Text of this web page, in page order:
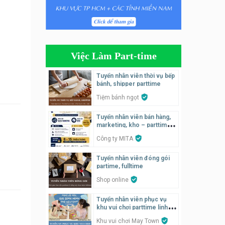
Tuyển nhân viên pha chế
tiệm trà sữa
hàng tiệm bánh ngọt
Tiệm bánh ngọt
phục vụ bàn
Tuyển quản lý, kế toán ca,
bếp, bếp chính lương cao
Nhà hàng Phố Men Chill
Tuyển nhân viên đóng gói
parttime
Shop online
Việc Làm Part-time
Tuyển nhân viên thời vụ bếp
bánh, shipper parttime
Tiệm bánh ngọt
Tuyển nhân viên bán hàng,
marketing, kho – parttime,
Công ty MITA
Tuyển nhân viên đóng gói
partime, fulltime
Shop online
Tuyển nhân viên phục vụ
khu vui chơi parttime linh
Khu vui chơi May Town